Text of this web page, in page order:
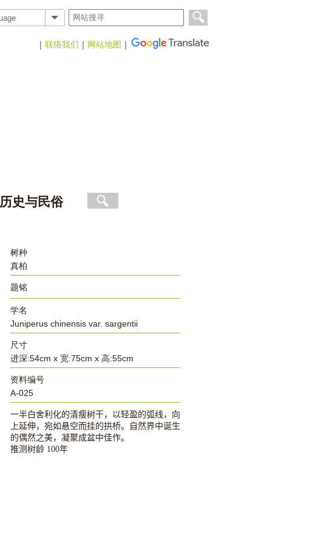
｜ 联络我们 ｜ 网站地图 ｜
历史与民俗
树种
真柏
题铭
学名
Juniperus chinensis var. sargentii
尺寸
进深:54cm x 宽:75cm x 高:55cm
资料编号
A-025
一半白舍利化的清瘦树干，以轻盈的弧线，向
上延伸，宛如悬空而挂的拱桥。自然界中诞生
的偶然之美，凝聚成盆中佳作。
推测树龄 100年